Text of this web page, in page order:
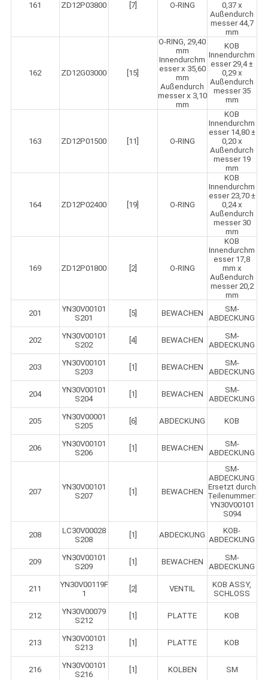
161 ZD12P03800 [7] O-RING
0,37 x
Außendurch
messer 44,7
mm
162 ZD12G03000 [15]
O-RING, 29,40
mm
Innendurchm
esser x 35,60
mm
Außendurch
messer x 3,10
mm
KOB
Innendurchm
esser 29,4 ±
0,29 x
Außendurch
messer 35
mm
163 ZD12P01500 [11] O-RING
KOB
Innendurchm
esser 14,80 ±
0,20 x
Außendurch
messer 19
mm
164 ZD12P02400 [19] O-RING
KOB
Innendurchm
esser 23,70 ±
0,24 x
Außendurch
messer 30
mm
169 ZD12P01800 [2] O-RING
KOB
Innendurchm
esser 17,8
mm x
Außendurch
messer 20,2
mm
201
YN30V00101
S201
[5] BEWACHEN
SM-
ABDECKUNG
202
YN30V00101
S202
[4] BEWACHEN
SM-
ABDECKUNG
203
YN30V00101
S203
[1] BEWACHEN
SM-
ABDECKUNG
204
YN30V00101
S204
[1] BEWACHEN
SM-
ABDECKUNG
205
YN30V00001
S205
[6] ABDECKUNG KOB
206
YN30V00101
S206
[1] BEWACHEN
SM-
ABDECKUNG
207
YN30V00101
S207
[1] BEWACHEN
SM-
ABDECKUNG
Ersetzt durch
Teilenummer:
YN30V00101
S094
208
LC30V00028
S208
[1] ABDECKUNG
KOB-
ABDECKUNG
209
YN30V00101
S209
[1] BEWACHEN
SM-
ABDECKUNG
211
YN30V00119F
1
[2] VENTIL
KOB ASSY,
SCHLOSS
212
YN30V00079
S212
[1] PLATTE KOB
213
YN30V00101
S213
[1] PLATTE KOB
216
YN30V00101
S216
[1] KOLBEN SM